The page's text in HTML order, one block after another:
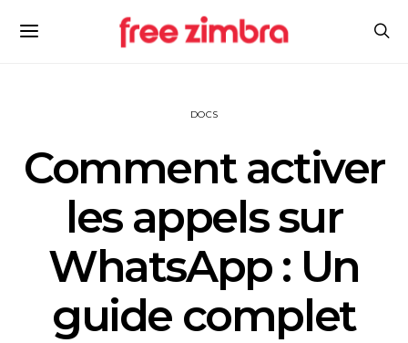
DOCS
Comment activer
les appels sur
WhatsApp : Un
guide complet